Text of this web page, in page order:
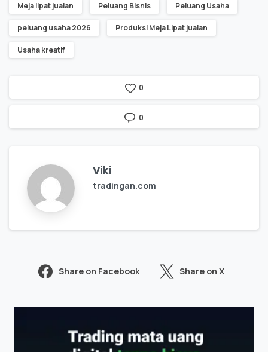
Meja lipat jualan Peluang Bisnis Peluang Usaha
peluang usaha 2026 Produksi Meja Lipat jualan
Usaha kreatif
0
0
Viki
tradingan.com
Share on Facebook Share on X